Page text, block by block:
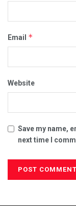
Email *
Website
Save my name,
next time I